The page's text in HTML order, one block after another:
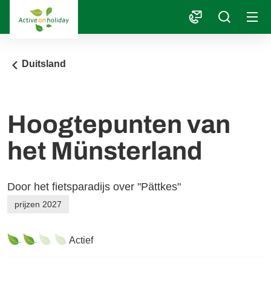
Duitsland
Hoogtepunten van
het Münsterland
Door het fietsparadijs over "Pättkes"
prijzen 2027
Actief